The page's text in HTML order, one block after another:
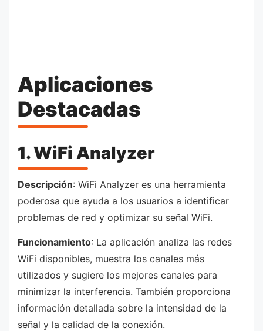
Aplicaciones
Destacadas
1. WiFi Analyzer
Descripción: WiFi Analyzer es una herramienta
poderosa que ayuda a los usuarios a identificar
problemas de red y optimizar su señal WiFi.
Funcionamiento: La aplicación analiza las redes
WiFi disponibles, muestra los canales más
utilizados y sugiere los mejores canales para
minimizar la interferencia. También proporciona
información detallada sobre la intensidad de la
señal y la calidad de la conexión.